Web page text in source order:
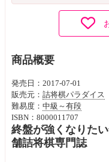
商品概要
発売日：2017-07-01
販売元： 詰将棋パラダイス
難易度： 中級～有段
ISBN：8000011707
終盤が強くなりた
舗詰将棋専門誌